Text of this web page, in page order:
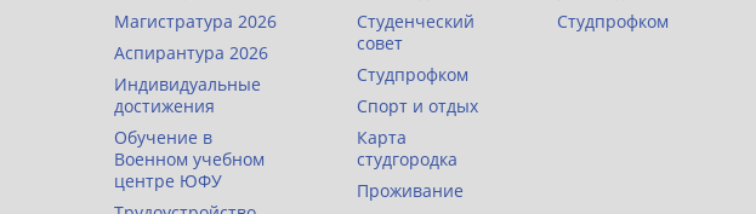
Магистратура 2026
Аспирантура 2026
Индивидуальные
достижения
Обучение в
Военном учебном
центре ЮФУ
Студенческий
совет
Студпрофком
Спорт и отдых
Карта
студгородка
Проживание
Студпрофком